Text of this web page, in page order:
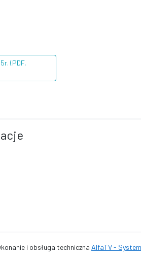
(PDF,
i obsługa techniczna AlfaTV - System